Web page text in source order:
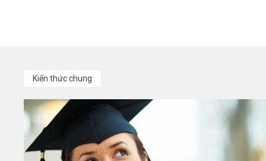
Kiến thức chung